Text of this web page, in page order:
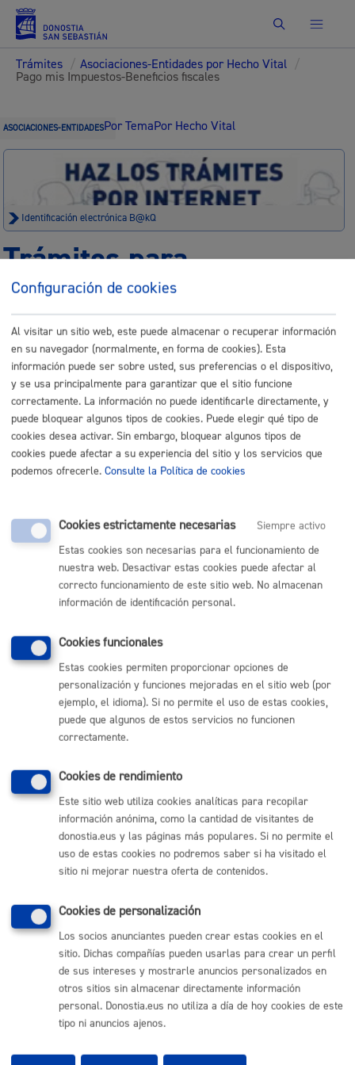
Buscar
Trámites / Asociaciones-Entidades por Hecho Vital /
Pago mis Impuestos-Beneficios fiscales
ASOCIACIONES-ENTIDADESPor TemaPor Hecho Vital
Identificación electrónica B@kQ
Trámites para
Asociaciones-Entidades
Sede electrónica Nota legal
Buscar
Listado completo de Trámites
Pago mis Impuestos-Beneficios fiscales
Certificados y duplicados de recibos
Pagos y solicitudes de contenido económico
Comunícate con el Ayuntamiento de Donostia / San
Sebastián
(gratuito desde Donostia / San Sebastián)
Buzón de la ciudadanía
Informar de un error en la web
Enlaces útiles
Ofertas de empleo
Perfil del contratante
Mapas - GeoDonostia
Sala de prensa
Mapa web
Otras páginas web corporativas
Donostia Kirola
Donostia Turismo
Configuración de cookies
Al visitar un sitio web, este puede almacenar o recuperar información
en su navegador (normalmente, en forma de cookies). Esta
información puede ser sobre usted, sus preferencias o el dispositivo,
y se usa principalmente para garantizar que el sitio funcione
correctamente. La información no puede identificarle directamente, y
puede bloquear algunos tipos de cookies. Puede elegir qué tipo de
cookies desea activar. Sin embargo, bloquear algunos tipos de
cookies puede afectar a su experiencia del sitio y los servicios que
podemos ofrecerle. Consulte la Política de cookies
Cookies estrictamente necesarias
Siempre activo
Estas cookies son necesarias para el funcionamiento de
nuestra web. Desactivar estas cookies puede afectar al
correcto funcionamiento de este sitio web. No almacenan
información de identificación personal.
Cookies funcionales
Estas cookies permiten proporcionar opciones de
personalización y funciones mejoradas en el sitio web (por
ejemplo, el idioma). Si no permite el uso de estas cookies,
puede que algunos de estos servicios no funcionen
correctamente.
Cookies de rendimiento
Este sitio web utiliza cookies analíticas para recopilar
información anónima, como la cantidad de visitantes de
donostia.eus y las páginas más populares. Si no permite el
uso de estas cookies no podremos saber si ha visitado el
sitio ni mejorar nuestra oferta de contenidos.
Cookies de personalización
Los socios anunciantes pueden crear estas cookies en el
sitio. Dichas compañías pueden usarlas para crear un perfil
de sus intereses y mostrarle anuncios personalizados en
otros sitios sin almacenar directamente información
personal. Donostia.eus no utiliza a día de hoy cookies de este
tipo ni anuncios ajenos.